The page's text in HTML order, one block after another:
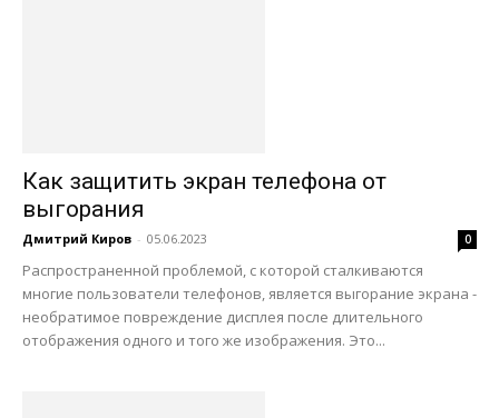
Как защитить экран телефона от
выгорания
Дмитрий Киров - 05.06.2023 0
Распространенной проблемой, с которой сталкиваются
многие пользователи телефонов, является выгорание экрана -
необратимое повреждение дисплея после длительного
отображения одного и того же изображения. Это...